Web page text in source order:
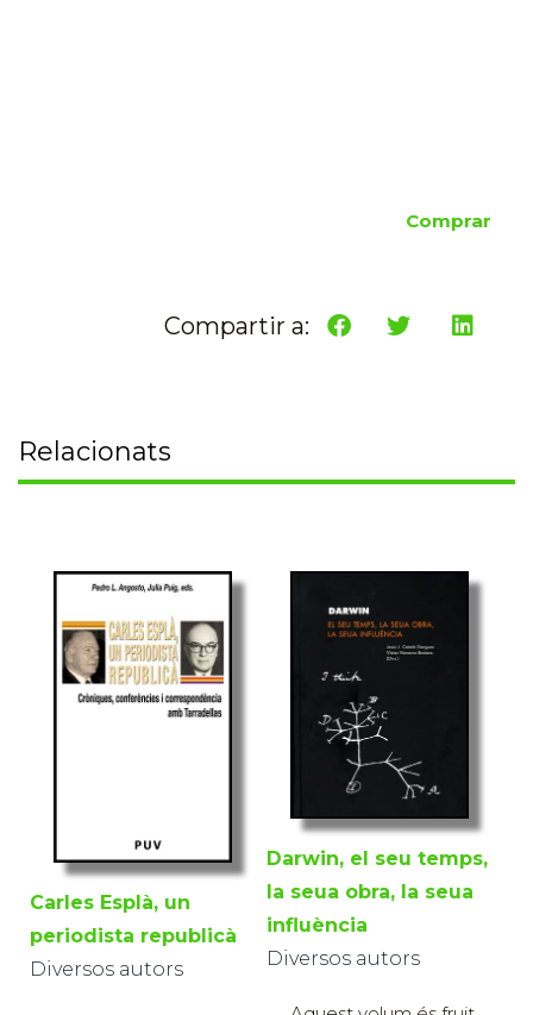
Comprar
Compartir a:
Relacionats
Carles Esplà, un
periodista republicà
Diversos autors
Darwin, el seu temps,
la seua obra, la seua
influència
Diversos autors